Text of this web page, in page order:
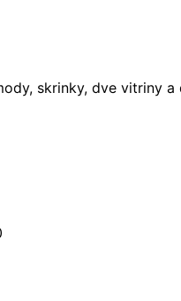
skrinky, dve vitriny a